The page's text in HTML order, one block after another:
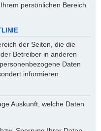
persönlichen Bereich
der Seiten, die die
Betreiber in anderen
Daten
informieren.
Auskunft, welche Daten